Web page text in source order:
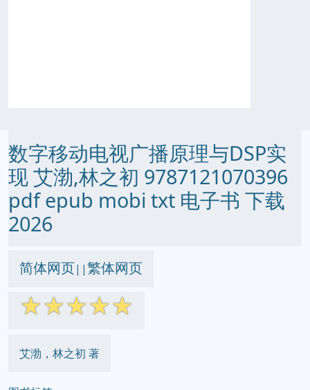
数字移动电视广播原理与DSP实
现 艾渤,林之初 9787121070396
pdf epub mobi txt 电子书 下载
2026
简体网页||繁体网页
☆☆☆☆☆
艾渤，林之初 著